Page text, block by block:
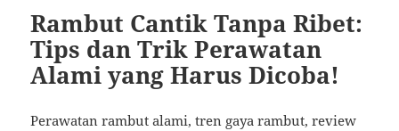
Rambut Cantik Tanpa Ribet:
Tips dan Trik Perawatan
Alami yang Harus Dicoba!
Perawatan rambut alami, tren gaya rambut, review